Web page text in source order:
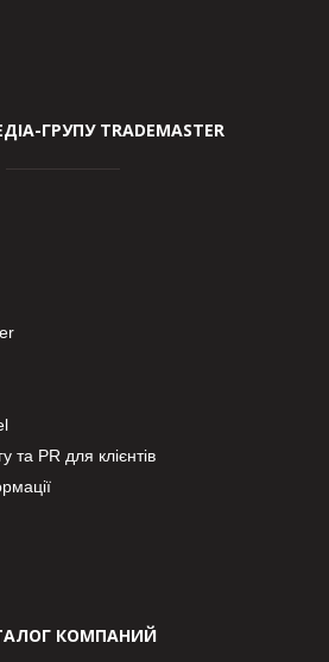
ГРУПУ TRADEMASTER
та PR для клієнтів
КОМПАНИЙ